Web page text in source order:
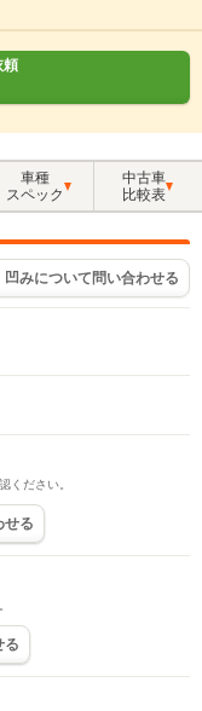
頼
車種
スペック
中古車
比較表
凹みについて問い合わせる
ください。
せる
る